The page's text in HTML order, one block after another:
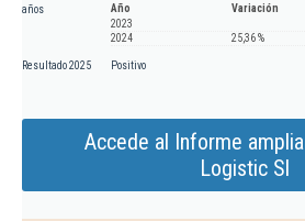
años
Año
Variación
2023
2024
25,36 %
Resultado 2025 Positivo
Accede al Informe
Logistic Sl